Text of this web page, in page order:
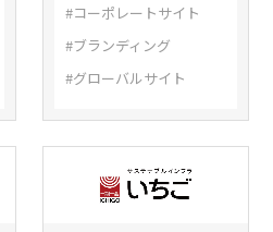
#コーポレートサイト
#ブランディング
#グローバルサイト